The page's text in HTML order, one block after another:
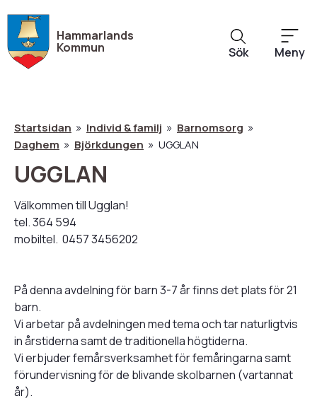
huvudinnehållHammarlands
Kommun Sök Meny
Länkstig
Startsidan Individ & familj
Barnomsorg
Daghem
Björkdungen UGGLAN
UGGLAN
Välkommen till Ugglan!
tel. 364 594
mobiltel. 0457 3456202
På denna avdelning för barn 3-7 år finns det plats för 21
barn.
Vi arbetar på avdelningen med tema och tar naturligtvis
in årstiderna samt de traditionella högtiderna.
Vi erbjuder femårsverksamhet för femåringarna samt
förundervisning för de blivande skolbarnen (vartannat
år).